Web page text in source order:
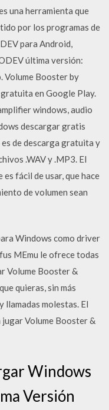
una herramienta que
por los programas de
para Android,
última versión:
Volume Booster by
en Google Play.
windows, audio
descargar gratis
de descarga gratuita y
.WAV y .MP3. El
fácil de usar, que hace
de volumen sean
Windows como driver
MEmu le ofrece todas
Volume Booster &
quieras, sin más
llamadas molestas. El
jugar Volume Booster &
Windows
Versión